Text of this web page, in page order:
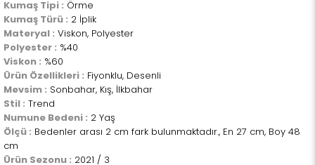
Kumaş Tipi : Örme
Kumaş Türü : 2 İplik
Materyal : Viskon, Polyester
Polyester : %40
Viskon : %60
Ürün Özellikleri : Fiyonklu, Desenli
Mevsim : Sonbahar, Kış, İlkbahar
Stil : Trend
Numune Bedeni : 2 Yaş
Ölçü : Bedenler arası 2 cm fark bulunmaktadır., En 27 cm, Boy 48
cm
Ürün Sezonu : 2021 / 3